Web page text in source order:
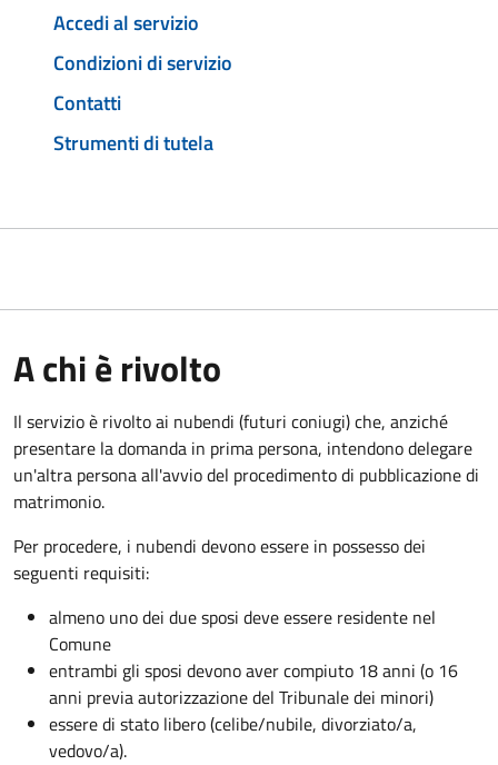
Accedi al servizio
Condizioni di servizio
Contatti
Strumenti di tutela
A chi è rivolto
Il servizio è rivolto ai nubendi (futuri coniugi) che, anziché
presentare la domanda in prima persona, intendono delegare
un'altra persona all'avvio del procedimento di pubblicazione di
matrimonio.
Per procedere, i nubendi devono essere in possesso dei
seguenti requisiti:
almeno uno dei due sposi deve essere residente nel
Comune
entrambi gli sposi devono aver compiuto 18 anni (o 16
anni previa autorizzazione del Tribunale dei minori)
essere di stato libero (celibe/nubile, divorziato/a,
vedovo/a).